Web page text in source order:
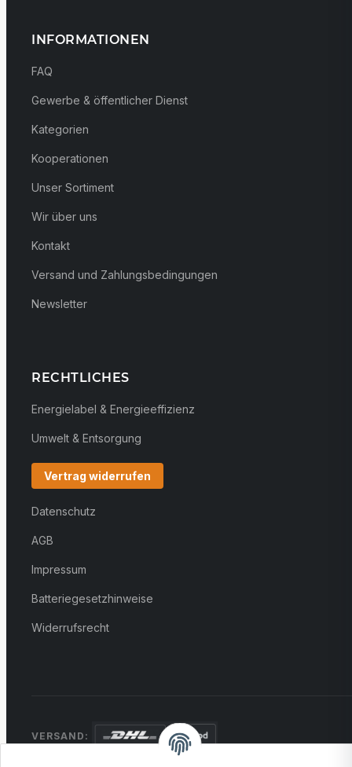
INFORMATIONEN
FAQ
Gewerbe & öffentlicher Dienst
Kategorien
Kooperationen
Unser Sortiment
Wir über uns
Kontakt
Versand und Zahlungsbedingungen
Newsletter
RECHTLICHES
Energielabel & Energieeffizienz
Umwelt & Entsorgung
Vertrag widerrufen
Datenschutz
AGB
Impressum
Batteriegesetzhinweise
Widerrufsrecht
VERSAND: